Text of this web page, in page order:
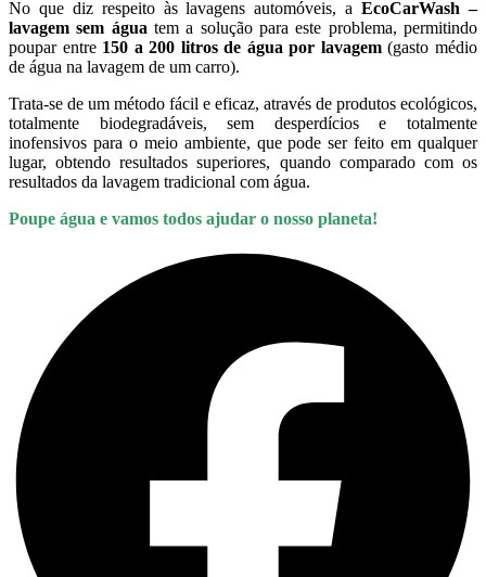
No que diz respeito às lavagens automóveis, aEcoCarWash –
lavagem sem água tem a solução para este problema, permitindo
poupar entre 150 a 200 litros de água por lavagem(gasto médio
de água na lavagem de um carro).
Trata-se de um método fácil e eficaz, através de produtos ecológicos,
totalmente biodegradáveis, sem desperdícios e totalmente
inofensivos para o meio ambiente, que pode ser feito em qualquer
lugar, obtendo resultados superiores, quando comparado com os
resultados da lavagem tradicional com água.
Poupe água e vamos todos ajudar o nosso planeta!